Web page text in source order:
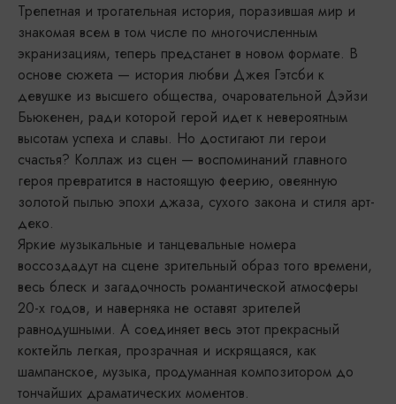
Трепетная и трогательная история, поразившая мир и
знакомая всем в том числе по многочисленным
экранизациям, теперь предстанет в новом формате. В
основе сюжета — история любви Джея Гэтсби к
девушке из высшего общества, очаровательной Дэйзи
Бьюкенен, ради которой герой идет к невероятным
высотам успеха и славы. Но достигают ли герои
счастья? Коллаж из сцен — воспоминаний главного
героя превратится в настоящую феерию, овеянную
золотой пылью эпохи джаза, сухого закона и стиля арт-
деко.
Яркие музыкальные и танцевальные номера
воссоздадут на сцене зрительный образ того времени,
весь блеск и загадочность романтической атмосферы
20-х годов, и наверняка не оставят зрителей
равнодушными. А соединяет весь этот прекрасный
коктейль легкая, прозрачная и искрящаяся, как
шампанское, музыка, продуманная композитором до
тончайших драматических моментов.